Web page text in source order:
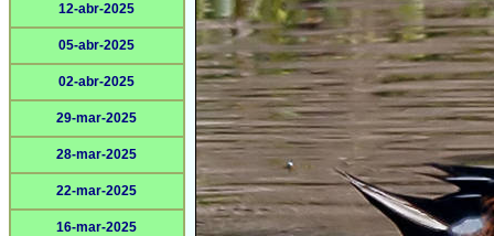
12-abr-2025
05-abr-2025
02-abr-2025
29-mar-2025
28-mar-2025
22-mar-2025
16-mar-2025